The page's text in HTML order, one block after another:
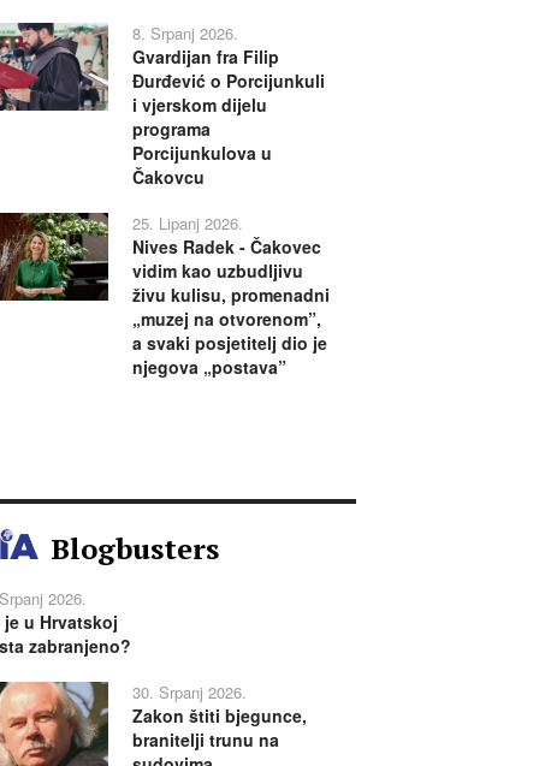
8. Srpanj 2026.
Gvardijan fra Filip
Đurđević o Porcijunkuli
i vjerskom dijelu
programa
Porcijunkulova u
Čakovcu
25. Lipanj 2026.
Nives Radek - Čakovec
vidim kao uzbudljivu
živu kulisu, promenadni
„muzej na otvorenom”,
a svaki posjetitelj dio je
njegova „postava”
Blogbusters
2026.
je u Hrvatskoj
zabranjeno?
30. Srpanj 2026.
Zakon štiti bjegunce,
branitelji trunu na